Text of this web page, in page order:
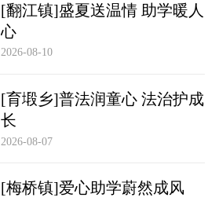
[翻江镇]盛夏送温情 助学暖人
心
2026-08-10
[育塅乡]普法润童心 法治护成
长
2026-08-07
[梅桥镇]爱心助学蔚然成风